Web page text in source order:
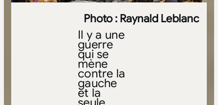
Photo : Raynald Leblanc
Il y a une
guerre
qui se
mène
contre la
gauche
et la